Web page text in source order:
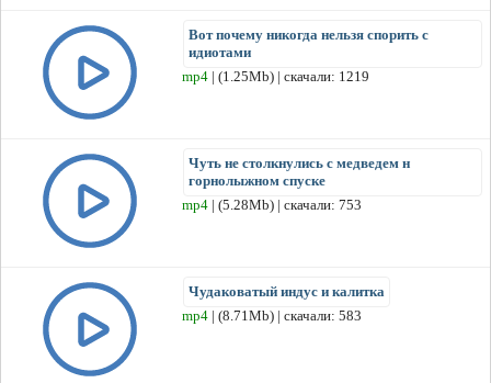
Вот почему никогда нельзя спорить с
идиотами
mp4 | (1.25Mb) | скачали: 1219
Чуть не столкнулись с медведем н
горнолыжном спуске
mp4 | (5.28Mb) | скачали: 753
Чудаковатый индус и калитка
mp4 | (8.71Mb) | скачали: 583